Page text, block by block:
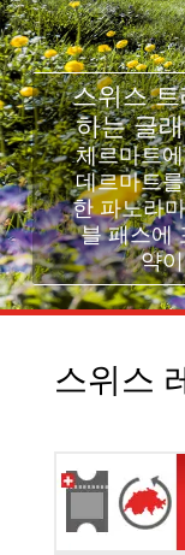
스위스
하는 글
체르마트
데르마트
한 파노라
블 패스에
약
스위스